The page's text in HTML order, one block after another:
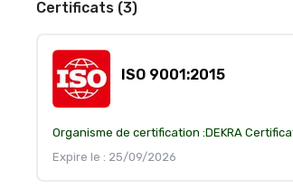
Certificats (3)
ISO 9001:2015
Organisme de certification :DEKRA
Expire le : 25/09/2026